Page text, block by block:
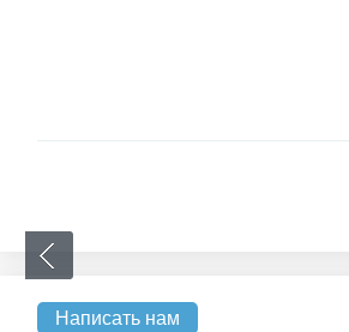
Написать нам